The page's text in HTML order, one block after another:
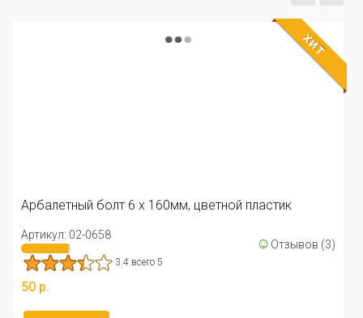
ХИТ
Арбалетный болт 6 х 160мм, цветной пластик
Артикул: 02-0658 ☺ Отзывов (3)
3.4 всего 5
50 р.